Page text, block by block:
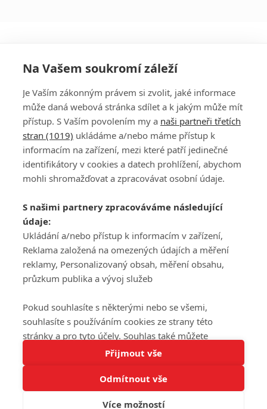
Tato stránka používá soubory cookies.
Rozumím
PŘIHLÁSIT
REGISTROVAT
DISKUZE
Šéfredaktorkou webu jePetr Slavík, e-mailserialy@fandimefilmu.cz
Máte-li zájem o inzerci na našem webu napište nám na e-mail
studio@koncal.com
Ochrana osobních údajů|Zásady používání cookies |Pravidla webu
Upravit nastavení soukromí
© 2016 – 2026 FandimeSerialum.cz / All rights reserved /
Na Vašem soukromí záleží
Je Vaším zákonným právem si zvolit, jaké informace
může daná webová stránka sdílet a k jakým může mít
přístup. S Vaším povolením my a naši partneři třetích
stran (1019) ukládáme a/nebo máme přístup k
informacím na zařízení, mezi které patří jedinečné
identifikátory v cookies a datech prohlížení, abychom
mohli shromažďovat a zpracovávat osobní údaje.
S našimi partnery zpracováváme následující
údaje:
Ukládání a/nebo přístup k informacím v zařízení,
Reklama založená na omezených údajích a měření
reklamy, Personalizovaný obsah, měření obsahu,
průzkum publika a vývoj služeb
Pokud souhlasíte s některými nebo se všemi,
souhlasíte s používáním cookies ze strany této
stránky a pro tyto účely. Souhlas také můžete
odmítnout, ale v takovém případě vám na stránce
nebudou k dispozici některé personalizované funkce.
Vaše volby souhlasu se budou vztahovat pouze na
tuto webovou stránku. Vaše nastavení a odvolání
Přijmout vše
Odmítnout vše
Více možností